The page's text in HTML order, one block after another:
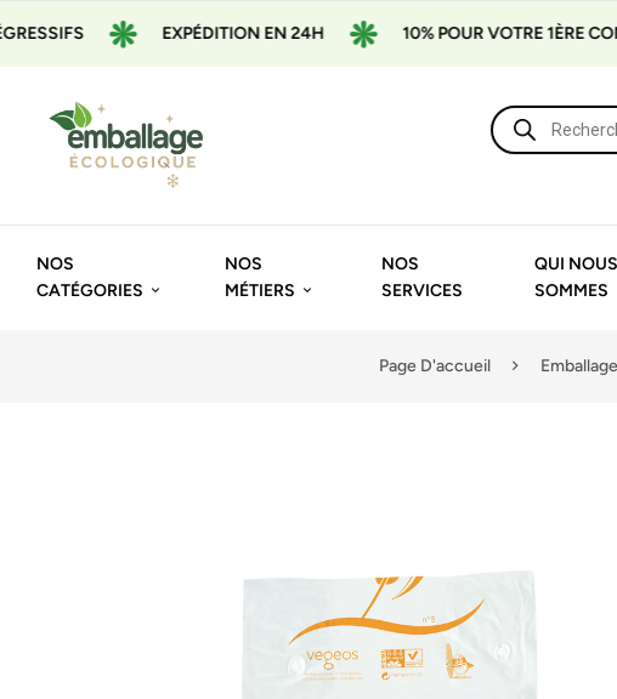
EXPÉDITION EN 24H 10% POUR VOTRE 1ÈRE COMMANDE
NOS
CATÉGORIES
NOS
MÉTIERS
NOS
SERVICES
QUI NOUS
SOMMES
Page D'accueil